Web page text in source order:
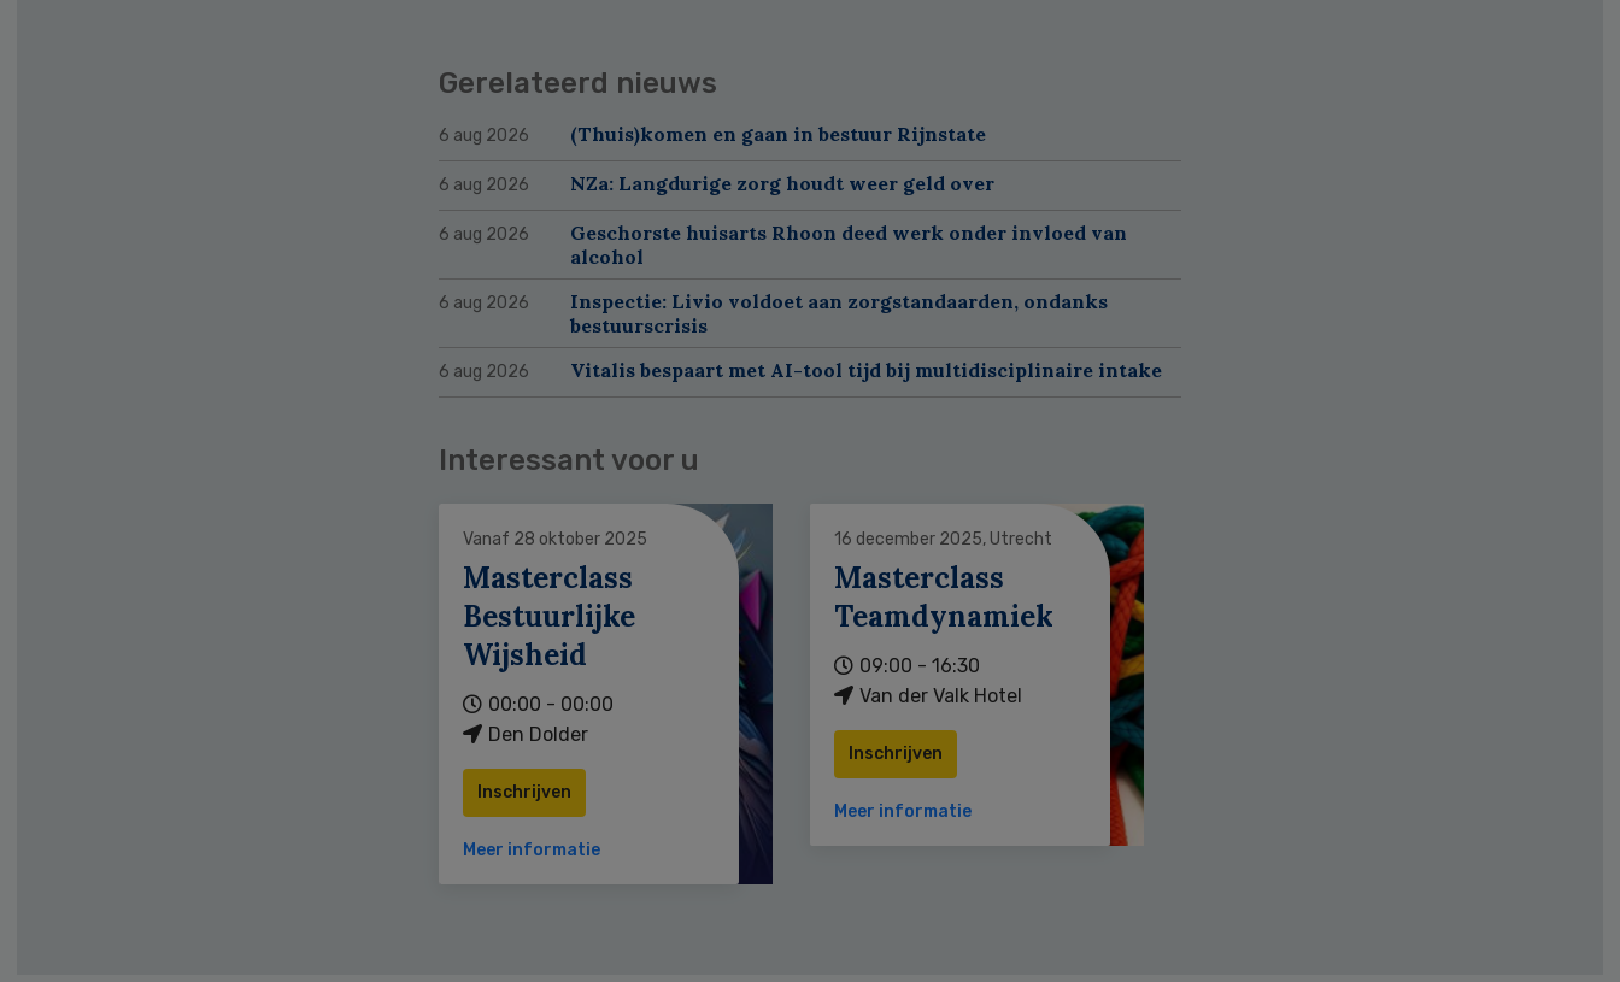
Gerelateerd nieuws
6 aug 2026 (Thuis)komen en gaan in bestuur Rijnstate
6 aug 2026 NZa: Langdurige zorg houdt weer geld over
6 aug 2026
Geschorste huisarts Rhoon deed werk onder invloed van
alcohol
6 aug 2026
Inspectie: Livio voldoet aan zorgstandaarden, ondanks
bestuurscrisis
6 aug 2026 Vitalis bespaart met AI-tool tijd bij multidisciplinaire intake
Interessant voor u
Vanaf 28 oktober 2025
Masterclass
Bestuurlijke
Wijsheid
00:00 - 00:00
Den Dolder
Inschrijven
Meer informatie
16 december 2025, Utrecht
Masterclass
Teamdynamiek
09:00 - 16:30
Van der Valk Hotel
Inschrijven
Meer informatie